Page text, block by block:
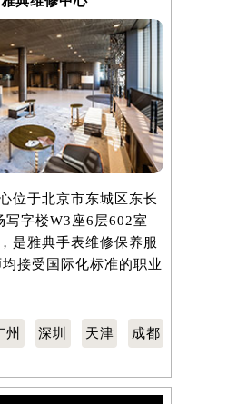
位于北京市东城区东长
写字楼W3座6层602室
是雅典手表维修保养服
接受国际化标准的职业
州 深圳 天津 成都